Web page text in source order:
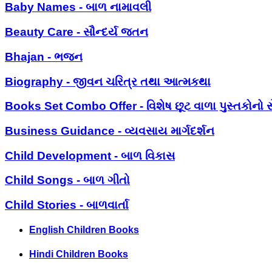
Baby Names - બાળ નામાવલી
Beauty Care - સૌન્દર્ય જતન
Bhajan - ભજન
Biography - જીવન ચરિત્ર તથા આત્મકથા
Books Set Combo Offer - વિશેષ છૂટ વાળા પુસ્તકોનો
Business Guidance - વ્યવસાય માર્ગદર્શન
Child Development - બાળ વિકાસ
Child Songs - બાળ ગીતો
Child Stories - બાળવાર્તા
English Children Books
Hindi Children Books